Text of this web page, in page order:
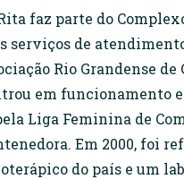
faz parte do
serviços de
Rio Grandense
em funcionamento
Liga Feminina de
Em 2000, foi
do país e um